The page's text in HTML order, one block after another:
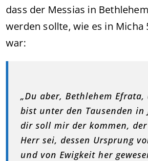
dass der Messias in
werden sollte, wie es in Micha
war:
„Du aber, Bethlehem
bist unter den Tausenden in
dir soll mir der kommen,
Herr sei, dessen Ursprung
und von Ewigkeit her